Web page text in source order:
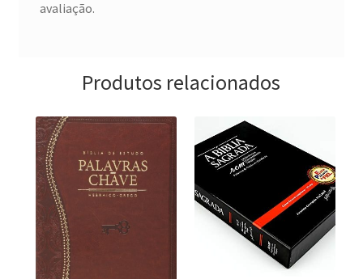
avaliação.
Produtos relacionados